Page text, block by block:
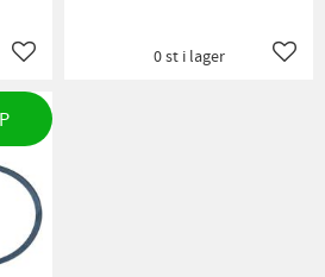
Lägg till i favoriter0 st i lager